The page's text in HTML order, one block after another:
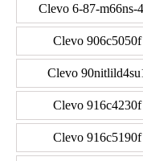
Clevo 6-87-m66ns-
Clevo 906c5050f
Clevo
Clevo 916c4230f
Clevo 916c5190f